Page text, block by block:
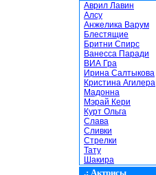
Аврил Лавин
Алсу
Анжелика Варум
Блестящие
Бритни Спирс
Ванесса Паради
ВИА Гра
Ирина Салтыкова
Кристина Агилера
Мадонна
Мэрай Кери
Курт Ольга
Слава
Сливки
Стрелки
Тату
Шакира
.: Актрисы